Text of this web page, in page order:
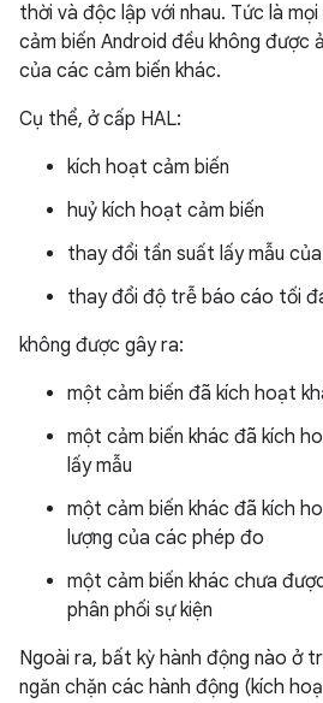
thời và độc lập với nhau. Tức là
cảm biến Android đều không được
của các cảm biến khác.
Cụ thể, ở cấp HAL:
kích hoạt cảm biến
huỷ kích hoạt cảm biến
thay đổi tần suất lấy mẫu
thay đổi độ trễ báo cáo tối
không được gây ra:
một cảm biến đã kích hoạt
một cảm biến khác đã kích
lấy mẫu
một cảm biến khác đã kích
lượng của các phép đo
một cảm biến khác chưa
phân phối sự kiện
Ngoài ra, bất kỳ hành động nào ở
ngăn chặn các hành động (kích